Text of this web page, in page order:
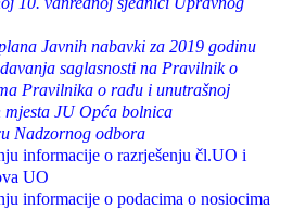
Javnih nabavki za 2019 godinu
saglasnosti na Pravilnik o
Pravilnika o radu i unutrašnoj
JU Opća bolnica
Nadzornog odbora
informacije o razrješenju čl.UO i
UO
informacije o podacima o nosiocima